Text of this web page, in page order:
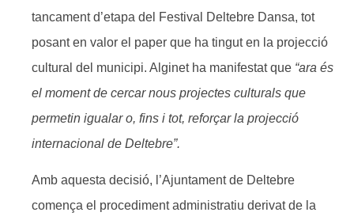
tancament d’etapa del Festival Deltebre Dansa, tot
posant en valor el paper que ha tingut en la projecció
cultural del municipi. Alginet ha manifestat que “ara és
el moment de cercar nous projectes culturals que
permetin igualar o, fins i tot, reforçar la projecció
internacional de Deltebre”.
Amb aquesta decisió, l’Ajuntament de Deltebre
comença el procediment administratiu derivat de la